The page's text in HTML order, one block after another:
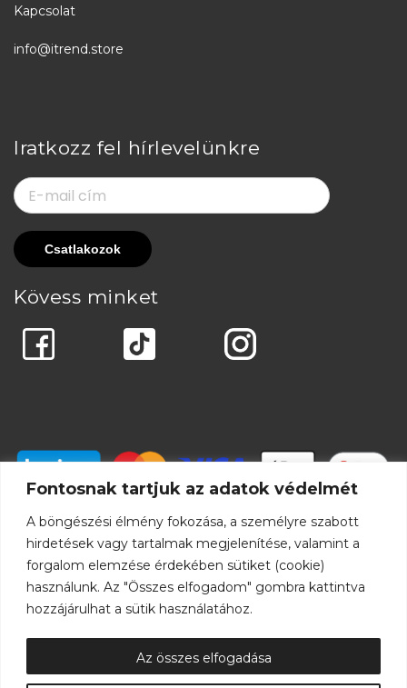
Fontosnak tartjuk az adatok védelmét
A böngészési élmény fokozása, a személyre szabott
hirdetések vagy tartalmak megjelenítése, valamint a
forgalom elemzése érdekében sütiket (cookie)
használunk. Az "Összes elfogadom" gombra kattintva
hozzájárulhat a sütik használatához.
Az összes elfogadása
Kapcsolat
info@itrend.store
Iratkozz fel hírlevelünkre
Kövess minket